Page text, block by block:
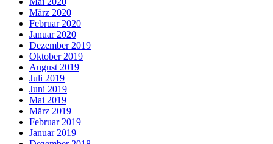
März 2020
Februar 2020
Januar 2020
Dezember 2019
Oktober 2019
August 2019
Juli 2019
Juni 2019
Mai 2019
März 2019
Februar 2019
Januar 2019